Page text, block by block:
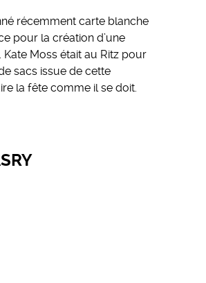
récemment carte blanche
pour la création d’une
Moss était au Ritz pour
sacs issue de cette
la fête comme il se doit.